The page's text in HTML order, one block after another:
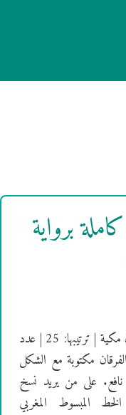
برواية
[سُورَةُ الْبَقَرَةِ] فهرس السور | سورة الفرقان مكية | ترتيبها: 25 | عدد
الفرقان مكتوبة مع الشكل
نافع. على من يريد نسخ
المبسوط المغربي